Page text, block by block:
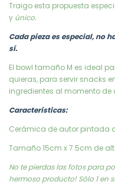
Traigo esta propuesta
y único.
Cada pieza es especial, no
sí.
El bowl tamaño M es ideal
quieras, para servir snacks
ingredientes al momento de
Características:
Cerámica de autor pintada
Tamaño 15cm x 7.5cm de
No te pierdas las fotos para
hermoso producto! Sólo 1 en